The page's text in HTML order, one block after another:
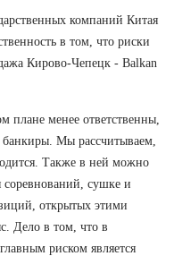
компаний Китая
в том, что риски
Кирово-Чепецк - Balkan
плане менее ответственны,
Мы рассчитываем,
Также в ней можно
сушке и
открытых этими
Дело в том, что в
риском является